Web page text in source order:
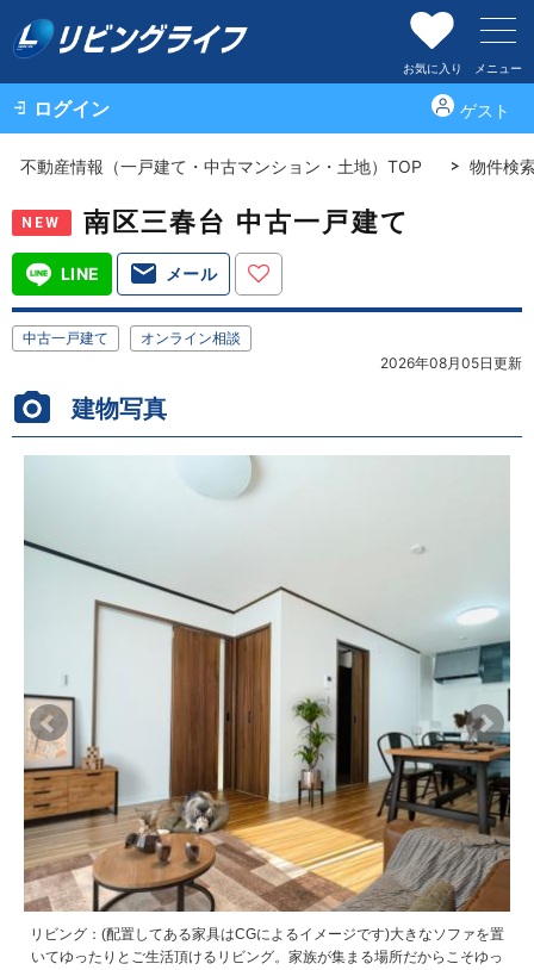
お気に入り メニュー
ログイン ゲスト
不動産情報（一戸建て・中古マンション・土地）TOP 物件検
NEW 南区三春台 中古一戸建て
LINE メール
中古一戸建て
オンライン相談
2026年08月05日更新
建物写真
リビング：(配置してある家具はCGによるイメージです)大きなソファを置
いてゆったりとご生活頂けるリビング。家族が集まる場所だからこそゆっ
リビング：(配置してある家具はCGによるイメージです)大きなソファを置
いてゆったりとご生活頂けるリビング。家族が集まる場所だからこそゆっ